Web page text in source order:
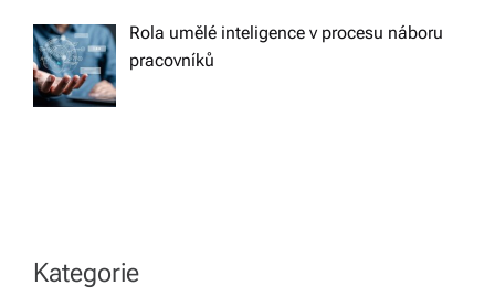
Rola umělé inteligence v procesu náboru
pracovníků
Kategorie